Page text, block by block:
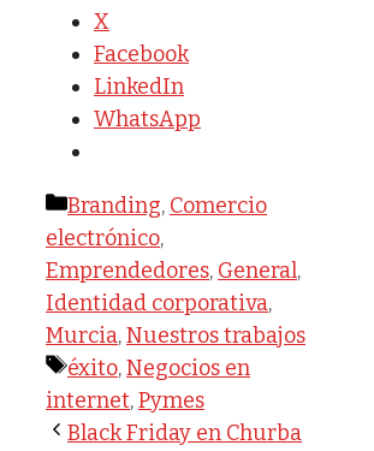
X
Facebook
LinkedIn
WhatsApp
Categorías
Branding, Comercio
electrónico,
Emprendedores, General,
Identidad corporativa,
Murcia,Nuestros trabajos
Etiquetas
éxito,Negocios en
internet,Pymes
Black Friday en Churba